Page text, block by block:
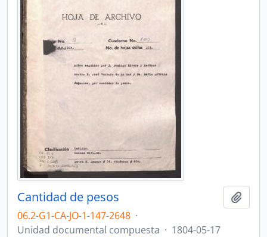
Cantidad de pesos
06.2-G1-CA-JO-1-147-2648 ·
Unidad documental compuesta · 1804-05-17